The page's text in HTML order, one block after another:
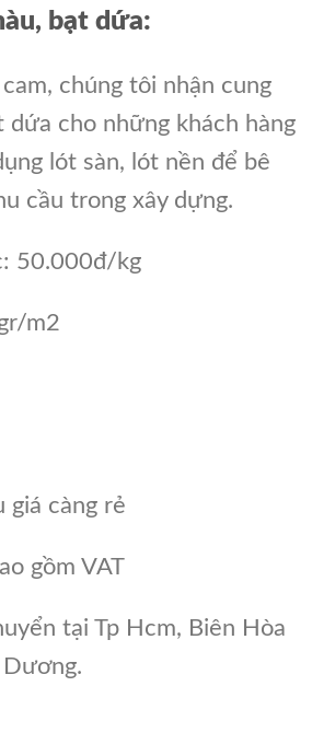
bạt dứa:
chúng tôi nhận cung
dứa cho những khách hàng
lót sàn, lót nền để bê
cầu trong xây dựng.
50.000đ/kg
m2
giá càng rẻ
gồm VAT
tại Tp Hcm, Biên Hòa